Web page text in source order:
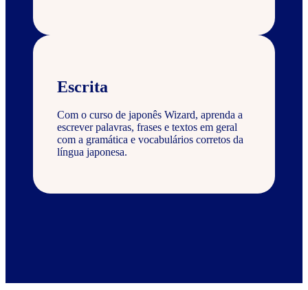
Escrita
Com o curso de japonês Wizard, aprenda a
escrever palavras, frases e textos em geral
com a gramática e vocabulários corretos da
língua japonesa.